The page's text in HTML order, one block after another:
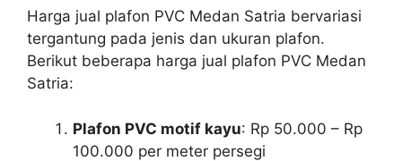
Harga jual plafon PVC Medan Satria bervariasi
tergantung pada jenis dan ukuran plafon.
Berikut beberapa harga jual plafon PVC Medan
Satria:
Plafon PVC motif kayu: Rp 50.000 – Rp
100.000 per meter persegi